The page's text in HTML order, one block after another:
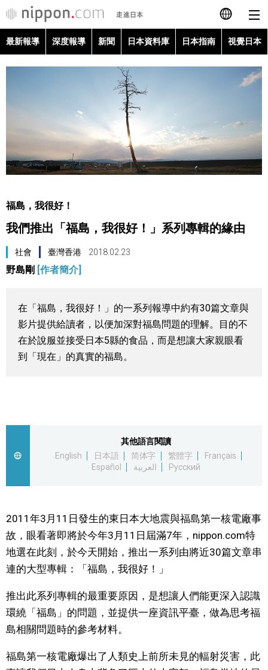
日本語
Français
Español
Русский
日本指南
臺灣香港
更多
政治外交
社會
財經
文化
科學技術
生活
運動
最新報導 深度報導 新聞 日本資料庫 日本指南 視覺日本
福島，我很好！
我們推出「福島，我很好！」系列專輯的緣由
社會 臺灣香港 2018.02.23
野島剛 [作者簡介]
在「福島，我很好！」的一系列報導中約有30篇文章與
影片提供給讀者，以便加深對福島問題的理解。目的不
在於說服並接受日本5縣的食品，而是想讓大家親眼看
到「現在」的真實的福島。
其他語言閱讀
English
日本語 简体字 繁體字
Français
Español
العربية Русский
2011年3月11日發生的東日本大地震與福島第一核電廠事
故，眼看著即將於今年3月11日屆滿7年，nippon.com特
地選在此刻，於今天開始，推出一系列由將近30篇文章串
連的大型專輯：「福島，我很好！」
推出此系列專輯的最重要原因，是想讓人們能更深入認識
環繞「福島」的問題，並提供一座資訊平臺，做為思考福
島相關問題時的參考材料。
福島第一核電廠爆出了人類史上前所未見的輻射災害，此